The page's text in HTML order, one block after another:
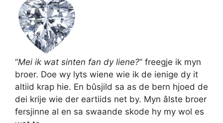
“Mei ik wat sinten fan dy liene?” freegje ik myn
broer. Doe wy lyts wiene wie ik de ienige dy it
altiid krap hie. En bûsjild sa as de bern hjoed de
dei krije wie der eartiids net by. Myn âlste broer
fersjinne al en sa swaande skode hy my wol es